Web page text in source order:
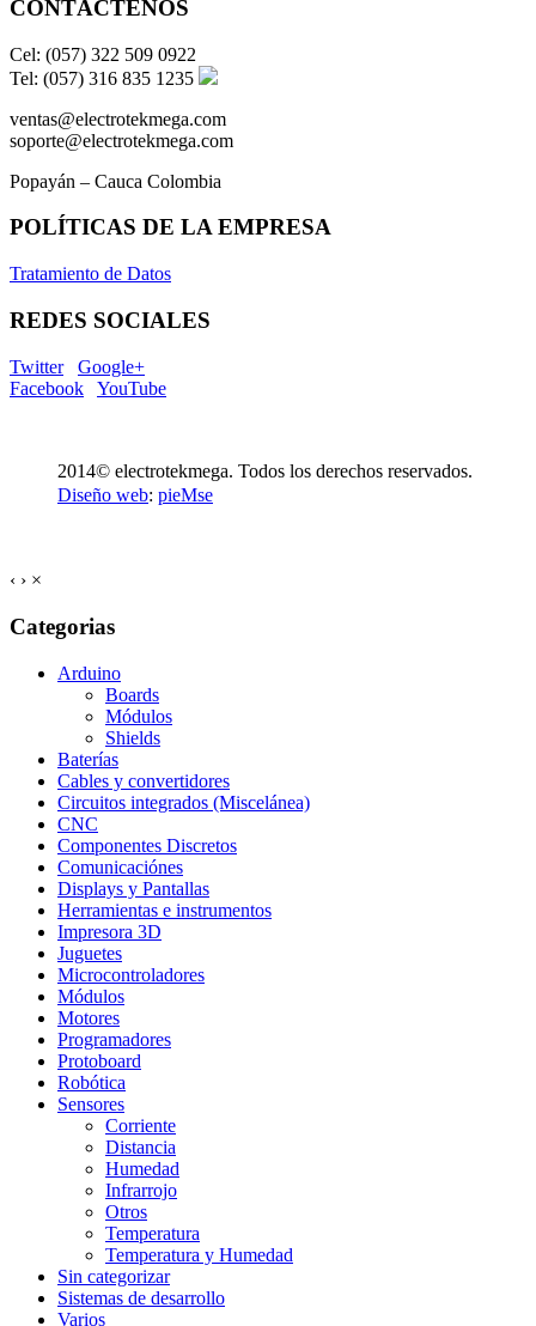
CONTÁCTENOS
Cel: (057) 322 509 0922
Tel: (057) 316 835 1235
ventas@electrotekmega.com
soporte@electrotekmega.com
Popayán – Cauca Colombia
POLÍTICAS DE LA EMPRESA
Tratamiento de Datos
REDES SOCIALES
Twitter
Google+
Facebook
YouTube
2014© electrotekmega. Todos los derechos reservados.
Diseño web: pieMse
‹ › ×
Categorias
Arduino
Boards
Módulos
Shields
Baterías
Cables y convertidores
Circuitos integrados (Miscelánea)
CNC
Componentes Discretos
Comunicaciónes
Displays y Pantallas
Herramientas e instrumentos
Impresora 3D
Juguetes
Microcontroladores
Módulos
Motores
Programadores
Protoboard
Robótica
Sensores
Corriente
Distancia
Humedad
Infrarrojo
Otros
Temperatura
Temperatura y Humedad
Sin categorizar
Sistemas de desarrollo
Varios